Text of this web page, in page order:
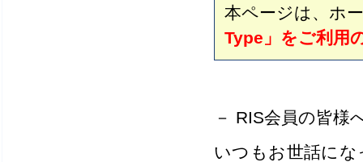
本ページは、ホ
Type」をご利用
－ RIS会員の皆様
いつもお世話に